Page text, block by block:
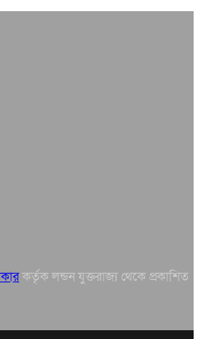
কর্তৃক লন্ডন যুক্তরাজ্য থেকে প্রকাশিত